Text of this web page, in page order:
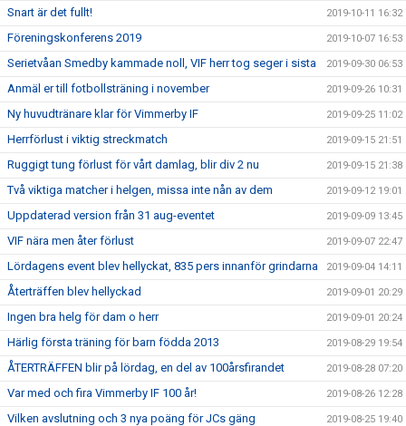
Snart är det fullt! 2019-10-11 16:32
Föreningskonferens 2019 2019-10-07 16:53
Serietvåan Smedby kammade noll, VIF herr tog seger i sista 2019-09-30 06:53
Anmäl er till fotbollsträning i november 2019-09-26 10:31
Ny huvudtränare klar för Vimmerby IF 2019-09-25 11:02
Herrförlust i viktig streckmatch 2019-09-15 21:51
Ruggigt tung förlust för vårt damlag, blir div 2 nu 2019-09-15 21:38
Två viktiga matcher i helgen, missa inte nån av dem 2019-09-12 19:01
Uppdaterad version från 31 aug-eventet 2019-09-09 13:45
VIF nära men åter förlust 2019-09-07 22:47
Lördagens event blev hellyckat, 835 pers innanför grindarna 2019-09-04 14:11
Återträffen blev hellyckad 2019-09-01 20:29
Ingen bra helg för dam o herr 2019-09-01 20:24
Härlig första träning för barn födda 2013 2019-08-29 19:54
ÅTERTRÄFFEN blir på lördag, en del av 100årsfirandet 2019-08-28 07:20
Var med och fira Vimmerby IF 100 år! 2019-08-26 12:28
Vilken avslutning och 3 nya poäng för JCs gäng 2019-08-25 19:40